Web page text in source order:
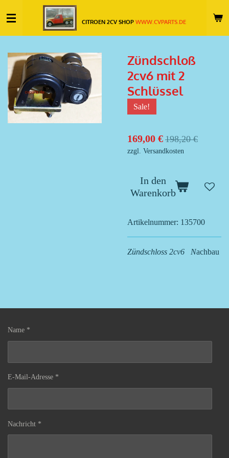
Hauptinhalt
springen
CITROEN 2CV SHOPWWW.CVPARTS.DE
Zündschloß
2cv6 mit 2
Schlüssel
Sale!
169,00 € 198,20 €
zzgl. Versandkosten
In den
Warenkorb
Artikelnummer: 135700
Zündschloss 2cv6 Nachbau
Name *
E-Mail-Adresse *
Nachricht *